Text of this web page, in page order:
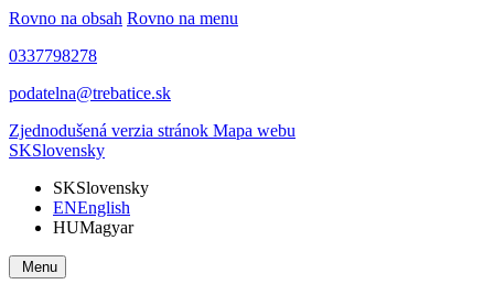
Rovno na obsah Rovno na menu
0337798278
podatelna@trebatice.sk
Zjednodušená verzia stránok Mapa webu
SKSlovensky
SKSlovensky
ENEnglish
HUMagyar
Menu